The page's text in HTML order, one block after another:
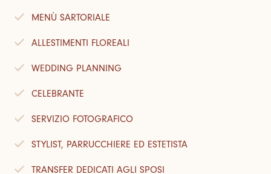
MENÙ SARTORIALE
ALLESTIMENTI FLOREALI
WEDDING PLANNING
CELEBRANTE
SERVIZIO FOTOGRAFICO
STYLIST, PARRUCCHIERE ED ESTETISTA
TRANSFER DEDICATI AGLI SPOSI